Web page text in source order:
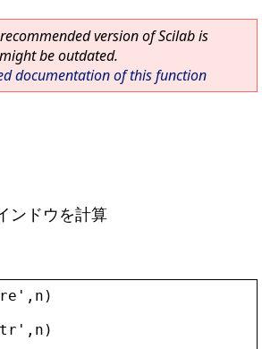
version of Scilab is
be outdated.
documentation of this function
ンドウを計算
re ' , n )
tr ' , n )